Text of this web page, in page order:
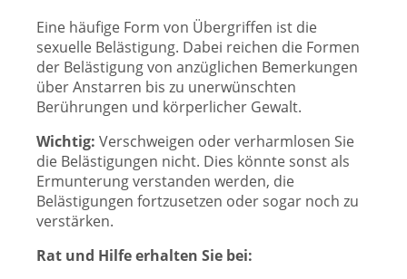
Eine häufige Form von Übergriffen ist die
sexuelle Belästigung. Dabei reichen die Formen
der Belästigung von anzüglichen Bemerkungen
über Anstarren bis zu unerwünschten
Berührungen und körperlicher Gewalt.
Wichtig: Verschweigen oder verharmlosen Sie
die Belästigungen nicht. Dies könnte sonst als
Ermunterung verstanden werden, die
Belästigungen fortzusetzen oder sogar noch zu
verstärken.
Rat und Hilfe erhalten Sie bei: